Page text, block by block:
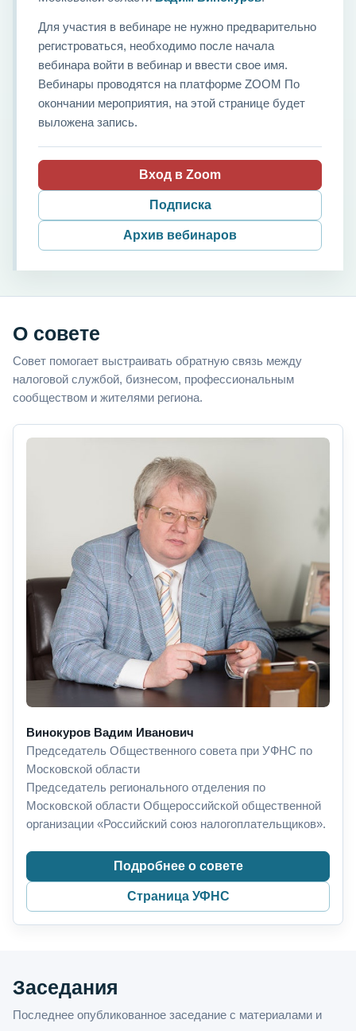
Для участия в вебинаре не нужно предварительно
регистроваться, необходимо после начала
вебинара войти в вебинар и ввести свое имя.
Вебинары проводятся на платформе ZOOM По
окончании мероприятия, на этой странице будет
выложена запись.
Вход в Zoom
Подписка
Архив вебинаров
О совете
Совет помогает выстраивать обратную связь между
налоговой службой, бизнесом, профессиональным
сообществом и жителями региона.
Винокуров Вадим Иванович
Председатель Общественного совета при УФНС по
Московской области
Председатель регионального отделения по
Московской области Общероссийской общественной
организации «Российский союз налогоплательщиков».
Подробнее о совете
Страница УФНС
Заседания
Последнее опубликованное заседание с материалами и